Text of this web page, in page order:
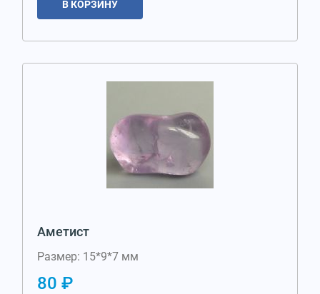
В КОРЗИНУ
Аметист
Размер: 15*9*7 мм
80 ₽